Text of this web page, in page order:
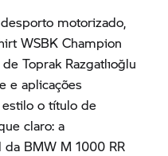
motorizado,
WSBK Champion
Toprak Razgatlıoğlu
e aplicações
o título de
claro: a
da BMW M 1000 RR